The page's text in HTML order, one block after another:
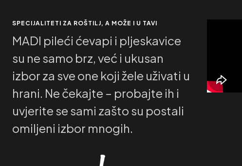
SPECIJALITETI ZA ROŠTILJ, A MOŽE I U TAVI
MADI pileći ćevapi i pljeskavice
su ne samo brz, već i ukusan
izbor za sve one koji žele uživati u
hrani. Ne čekajte – probajte ih i
uvjerite se sami zašto su postali
omiljeni izbor mnogih.